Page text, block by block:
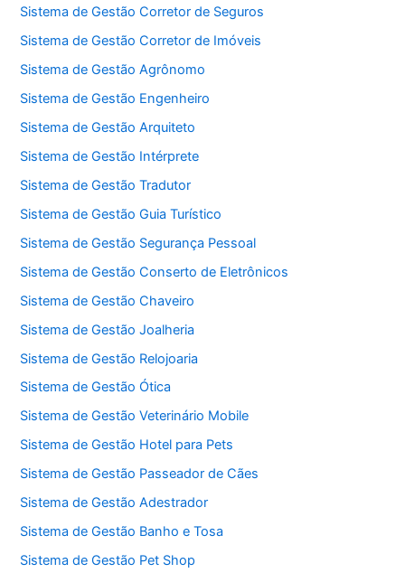
Sistema de Gestão Corretor de Seguros
Sistema de Gestão Corretor de Imóveis
Sistema de Gestão Agrônomo
Sistema de Gestão Engenheiro
Sistema de Gestão Arquiteto
Sistema de Gestão Intérprete
Sistema de Gestão Tradutor
Sistema de Gestão Guia Turístico
Sistema de Gestão Segurança Pessoal
Sistema de Gestão Conserto de Eletrônicos
Sistema de Gestão Chaveiro
Sistema de Gestão Joalheria
Sistema de Gestão Relojoaria
Sistema de Gestão Ótica
Sistema de Gestão Veterinário Mobile
Sistema de Gestão Hotel para Pets
Sistema de Gestão Passeador de Cães
Sistema de Gestão Adestrador
Sistema de Gestão Banho e Tosa
Sistema de Gestão Pet Shop